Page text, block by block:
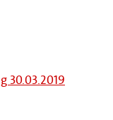
30.03.2019